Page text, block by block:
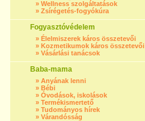
» Wellness szolgáltatások
» Zsírégetés-fogyókúra
Fogyasztóvédelem
» Élelmiszerek káros összetevői
» Kozmetikumok káros összetevői
» Vásárlási tanácsok
Baba-mama
» Anyának lenni
» Bébi
» Óvodások, iskolások
» Termékismertető
» Tudományos hírek
» Várandósság